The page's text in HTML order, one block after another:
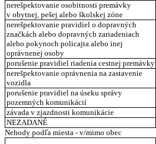
nerešpektovanie osobitnosti premávky
v obytnej, pešej alebo školskej zóne
nerešpektovanie pravidiel o dopravných
značkách alebo dopravných zariadeniach
alebo pokynoch policajta alebo inej
oprávnenej osoby
porušenie pravidiel riadenia cestnej premávky
nerešpektovanie oprávnenia na zastavenie
vozidla
porušenie pravidiel na úseku správy
pozemných komunikácií
závada v zjazdnosti komunikácie
NEZADANÉ
Nehody podľa miesta - v/mimo obec